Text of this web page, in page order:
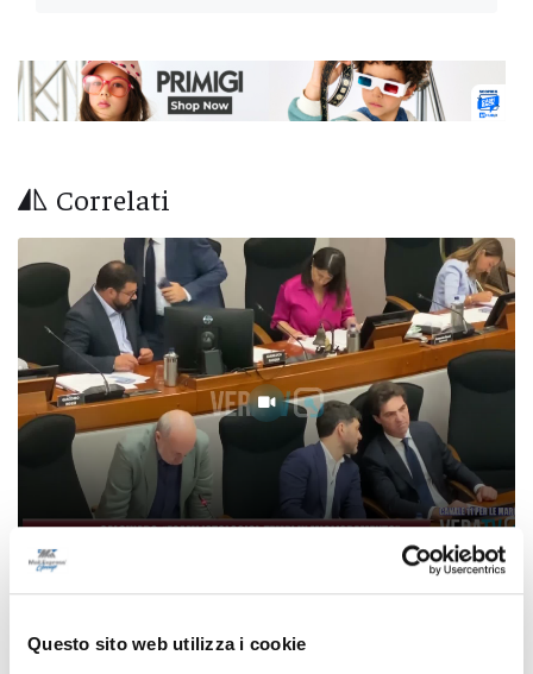
Questo sito web utilizza i cookie
Correlati
Calcinaro: "Esami istologici, tempi in
miglioramento"